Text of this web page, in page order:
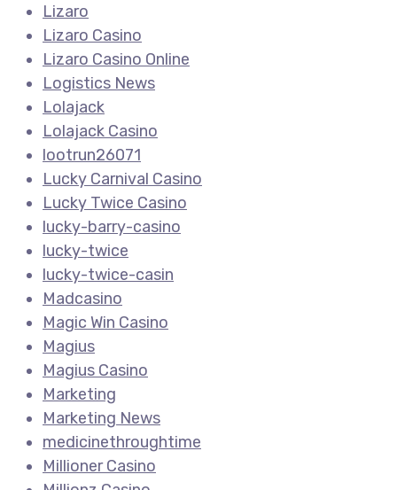
Lizaro
Lizaro Casino
Lizaro Casino Online
Logistics News
Lolajack
Lolajack Casino
lootrun26071
Lucky Carnival Casino
Lucky Twice Casino
lucky-barry-casino
lucky-twice
lucky-twice-casin
Madcasino
Magic Win Casino
Magius
Magius Casino
Marketing
Marketing News
medicinethroughtime
Millioner Casino